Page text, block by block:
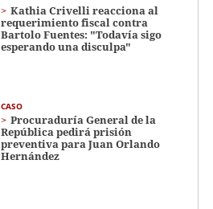
Kathia Crivelli reacciona al
requerimiento fiscal contra
Bartolo Fuentes: "Todavía sigo
esperando una disculpa"
CASO
Procuraduría General de la
República pedirá prisión
preventiva para Juan Orlando
Hernández